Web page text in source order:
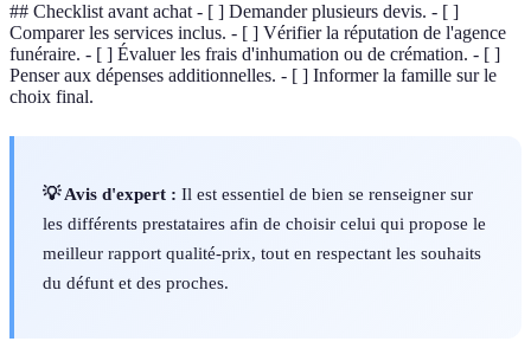
## Checklist avant achat - [ ] Demander plusieurs devis. - [ ]
Comparer les services inclus. - [ ] Vérifier la réputation de l'agence
funéraire. - [ ] Évaluer les frais d'inhumation ou de crémation. - [ ]
Penser aux dépenses additionnelles. - [ ] Informer la famille sur le
choix final.
💡 Avis d'expert : Il est essentiel de bien se renseigner sur
les différents prestataires afin de choisir celui qui propose le
meilleur rapport qualité-prix, tout en respectant les souhaits
du défunt et des proches.